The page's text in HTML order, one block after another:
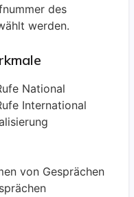
des
werden.
National
International
von Gesprächen